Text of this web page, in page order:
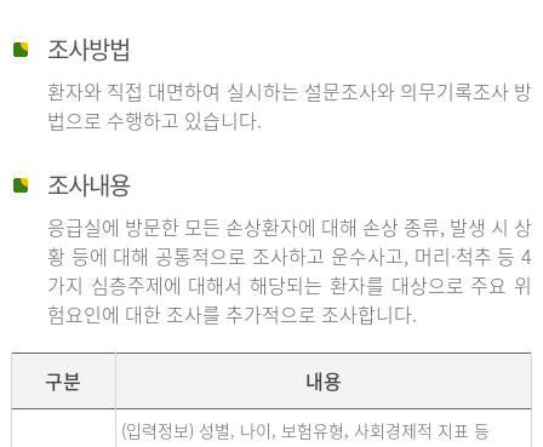
조사방법
환자와 직접 대면하여 실시하는 설문조사와 의무기록조사 방
법으로 수행하고 있습니다.
조사내용
응급실에 방문한 모든 손상환자에 대해 손상 종류, 발생 시 상
황 등에 대해 공통적으로 조사하고 운수사고, 머리·척추 등 4
가지 심층주제에 대해서 해당되는 환자를 대상으로 주요 위
험요인에 대한 조사를 추가적으로 조사합니다.
구분 내용
(입력정보) 성별, 나이, 보험유형, 사회경제적 지표 등